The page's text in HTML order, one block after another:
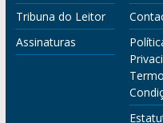
Tribuna do Leitor
Assinaturas